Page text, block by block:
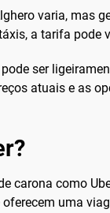
varia, mas
a tarifa pode
ser
atuais e as
carona como
uma